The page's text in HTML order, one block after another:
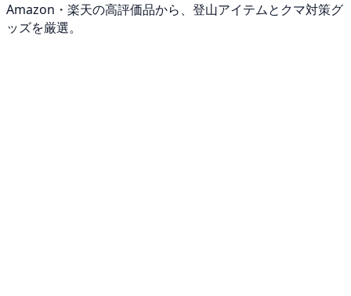
Amazon・楽天の高評価品から、登山アイテムとクマ対策グ
ッズを厳選。